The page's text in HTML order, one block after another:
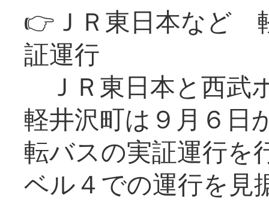
👉ＪＲ東日本など
証運行
ＪＲ東日本と西武
軽井沢町は９月６日
転バスの実証運行を
ベル４での運行を見